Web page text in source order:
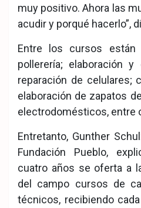
muy positivo. Ahora las
acudir y porqué hacerlo”,
Entre los cursos están
pollerería; elaboración
reparación de celulares;
elaboración de zapatos
electrodomésticos, entre
Entretanto, Gunther
Fundación Pueblo,
cuatro años se oferta a
del campo cursos de
técnicos, recibiendo